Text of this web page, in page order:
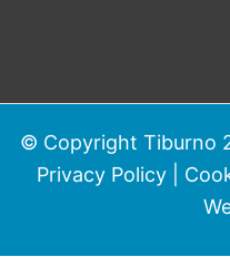
© Copyright Tiburno
Privacy Policy|